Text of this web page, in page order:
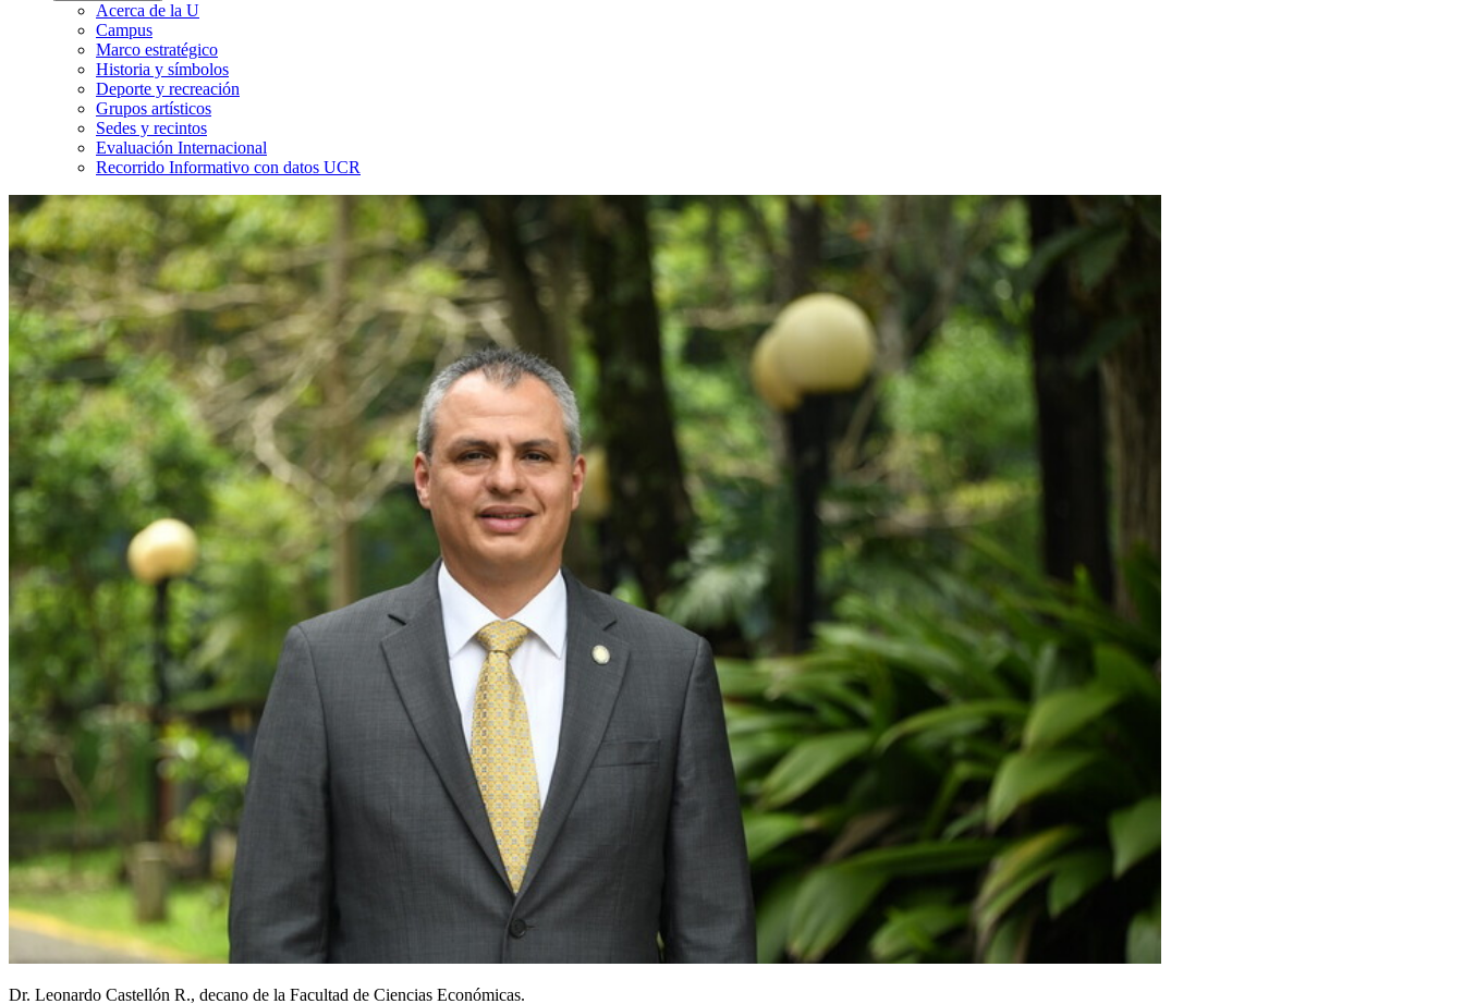
Acerca de la U
Campus
Marco estratégico
Historia y símbolos
Deporte y recreación
Grupos artísticos
Sedes y recintos
Evaluación Internacional
Recorrido Informativo con datos UCR
Dr. Leonardo Castellón R., decano de la Facultad de Ciencias Económicas.